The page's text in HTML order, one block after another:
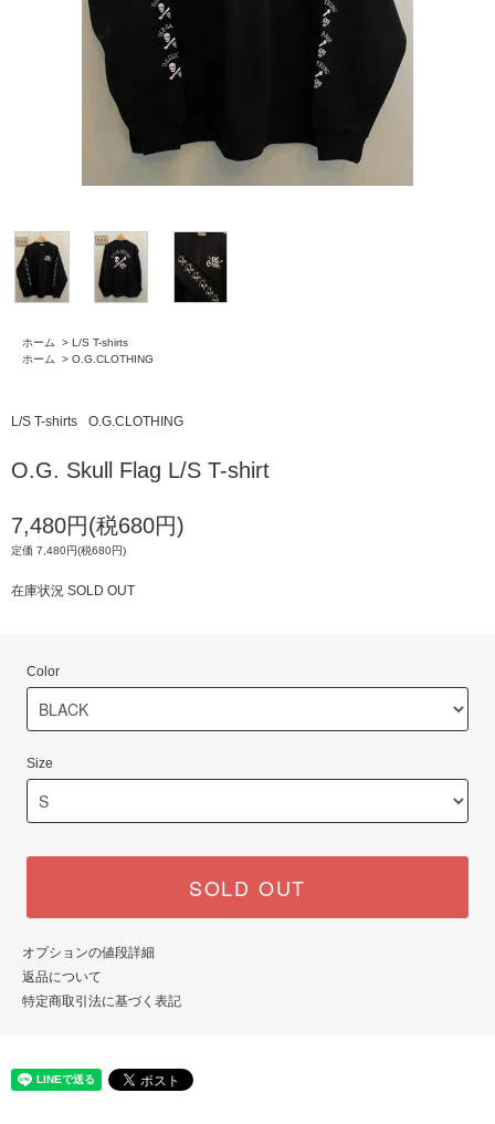
ホーム > L/S T-shirts
ホーム
> O.G.CLOTHING
L/S T-shirts O.G.CLOTHING
O.G. Skull Flag L/S T-shirt
7,480円(税680円)
定価 7,480円(税680円)
在庫状況 SOLD OUT
Color
Size
SOLD OUT
オプションの値段詳細
返品について
特定商取引法に基づく表記